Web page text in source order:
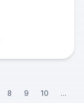
8 9 10
...